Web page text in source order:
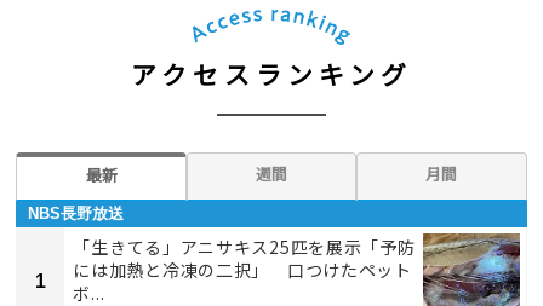
アクセスランキング
最新 週間 月間
NBS長野放送
1
「生きてる」アニサキス25匹を展示「予防
には加熱と冷凍の二択」 口つけたペット
ボ...